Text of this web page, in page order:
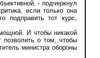
- подчеркнул
если только она
подправить тот курс,
И чтобы никакой
о том, чтобы
министра обороны